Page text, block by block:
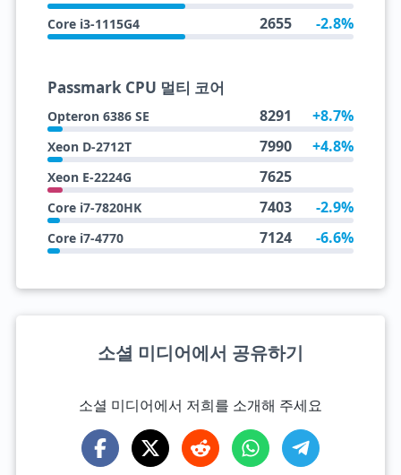
Core i3-1115G4 2655 -2.8%
Passmark CPU 멀티 코어
Opteron 6386 SE 8291 +8.7%
Xeon D-2712T 7990 +4.8%
Xeon E-2224G 7625
Core i7-7820HK 7403 -2.9%
Core i7-4770 7124 -6.6%
소셜 미디어에서 공유하기
소셜 미디어에서 저희를 소개해 주세요